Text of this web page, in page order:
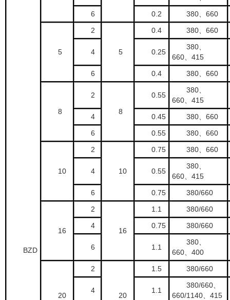
BZD
6
0.2 380、660
5
2
5
0.4 380、660
4 0.25
380、
660、415
6
0.4 380、660
8
2
8
0.55
380、
660、415
4
0.45
380、660
6
0.55 380、660
10
2
10
0.75 380、660
4 0.55
380、
660、415
6
0.75 380/660
16
2
16
1.1
380/660
4
0.75 380/660
6 1.1
380、
660、400
20
2
20
1.5 380/660
4 1.1
380/660、
660/1140、415